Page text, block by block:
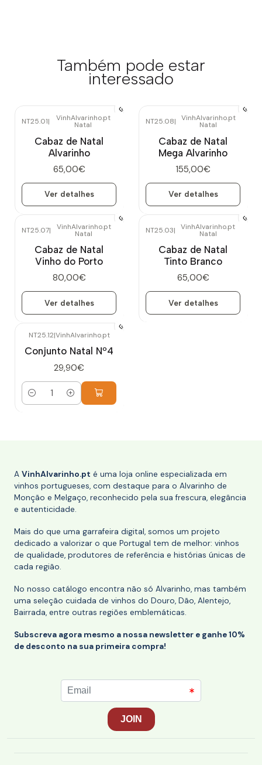
Também pode estar
interessado
Esgotado
NT25.01| VinhAlvarinho.pt
Natal
Cabaz de Natal
Alvarinho
65,00€
Ver detalhes
Esgotado
NT25.08| VinhAlvarinho.pt
Natal
Cabaz de Natal
Mega Alvarinho
155,00€
Ver detalhes
Esgotado
NT25.07| VinhAlvarinho.pt
Natal
Cabaz de Natal
Vinho do Porto
80,00€
Ver detalhes
Esgotado
NT25.03| VinhAlvarinho.pt
Natal
Cabaz de Natal
Tinto Branco
65,00€
Ver detalhes
NT25.12|VinhAlvarinho.pt
Conjunto Natal Nº4
29,90€
Quantidade
A VinhAlvarinho.pt é uma loja online especializada em
vinhos portugueses, com destaque para o Alvarinho de
Monção e Melgaço, reconhecido pela sua frescura, elegância
e autenticidade.
Mais do que uma garrafeira digital, somos um projeto
dedicado a valorizar o que Portugal tem de melhor: vinhos
de qualidade, produtores de referência e histórias únicas de
cada região.
No nosso catálogo encontra não só Alvarinho, mas também
uma seleção cuidada de vinhos do Douro, Dão, Alentejo,
Bairrada, entre outras regiões emblemáticas.
Subscreva agora mesmo a nossa newsletter e ganhe 10%
de desconto na sua primeira compra!